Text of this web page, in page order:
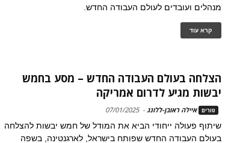
מנהלים ועובדים לעולם העבודה החדש.
קרא עוד
הצלחה בעולם העבודה החדש – מסע בחמש
יבשות מגיע לדרום אמריקה
טורים איילה ראובן-ללונג -
07/01/2025
שיתוף פעולה ייחודי הביא את המודל של חמש יבשות להצלחה
בעולם העבודה החדש שפותח בישראל, לארגנטינה, בשפה